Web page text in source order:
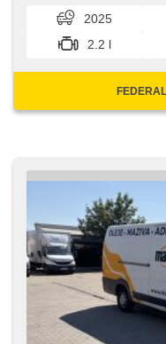
Zentralverriegelung mit
Reifendrucksensor,
digitální příjem rádia
pohon, Garantie
2025
2.2 l